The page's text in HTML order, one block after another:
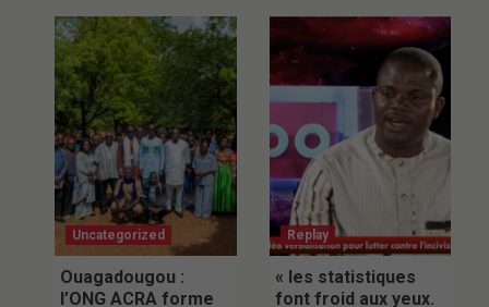
Uncategorized
Ouagadougou :
l’ONG ACRA forme
Replay
« les statistiques
font froid aux yeux.